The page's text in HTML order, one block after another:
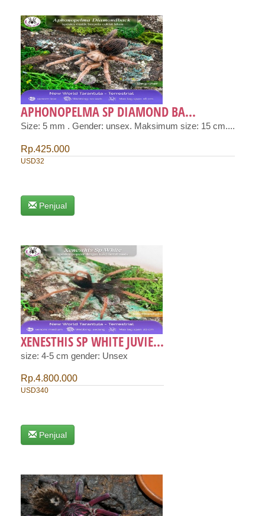
APHONOPELMA SP DIAMOND BA...
Size: 5 mm . Gender: unsex. Maksimum size: 15 cm....
Rp.425.000
USD32
Penjual
XENESTHIS SP WHITE JUVIE...
size: 4-5 cm gender: Unsex
Rp.4.800.000
USD340
Penjual